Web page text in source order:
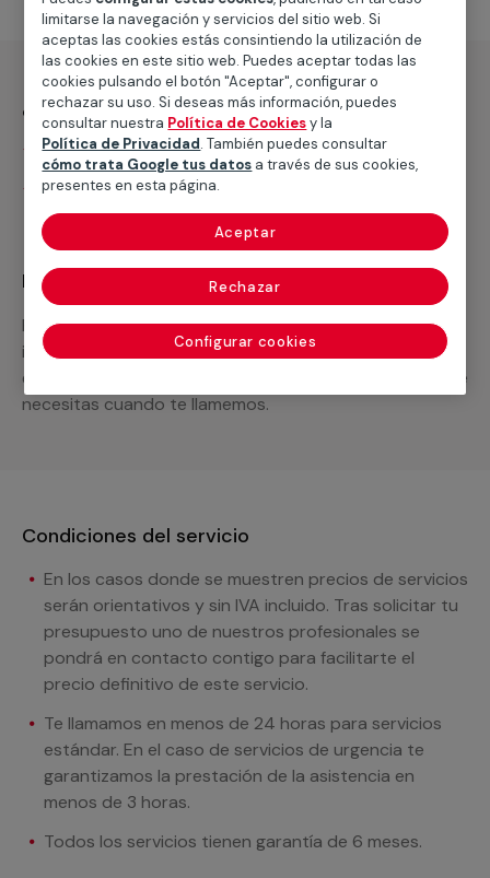
¿Qué incluye?
Desplazamiento
Presupuesto gratis y sin compromiso
Recuerda que en MULTIMAP
Podemos ofrecer cualquier servicio a medida
incluyendo todo lo que necesites: materiales,
equipamientos, electrodomésticos, etc. Cuéntanos que
necesitas cuando te llamemos.
Condiciones del servicio
En los casos donde se muestren precios de servicios
serán orientativos y sin IVA incluido. Tras solicitar tu
presupuesto uno de nuestros profesionales se
pondrá en contacto contigo para facilitarte el
precio definitivo de este servicio.
Te llamamos en menos de 24 horas para servicios
estándar. En el caso de servicios de urgencia te
garantizamos la prestación de la asistencia en
menos de 3 horas.
Todos los servicios tienen garantía de 6 meses.
limitarse la navegación y servicios del sitio web. Si
aceptas las cookies estás consintiendo la utilización de
las cookies en este sitio web. Puedes aceptar todas las
cookies pulsando el botón "Aceptar", configurar o
rechazar su uso. Si deseas más información, puedes
consultar nuestra Política de Cookiesy la
Política de Privacidad. También puedes consultar
cómo trata Google tus datos a través de sus cookies,
presentes en esta página.
Configurar cookies
Rechazar
Aceptar